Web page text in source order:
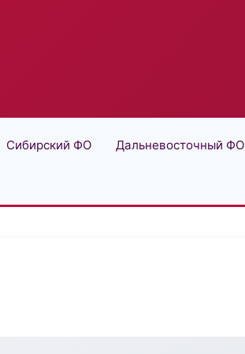
Сибирский ФО Дальневосточный ФО